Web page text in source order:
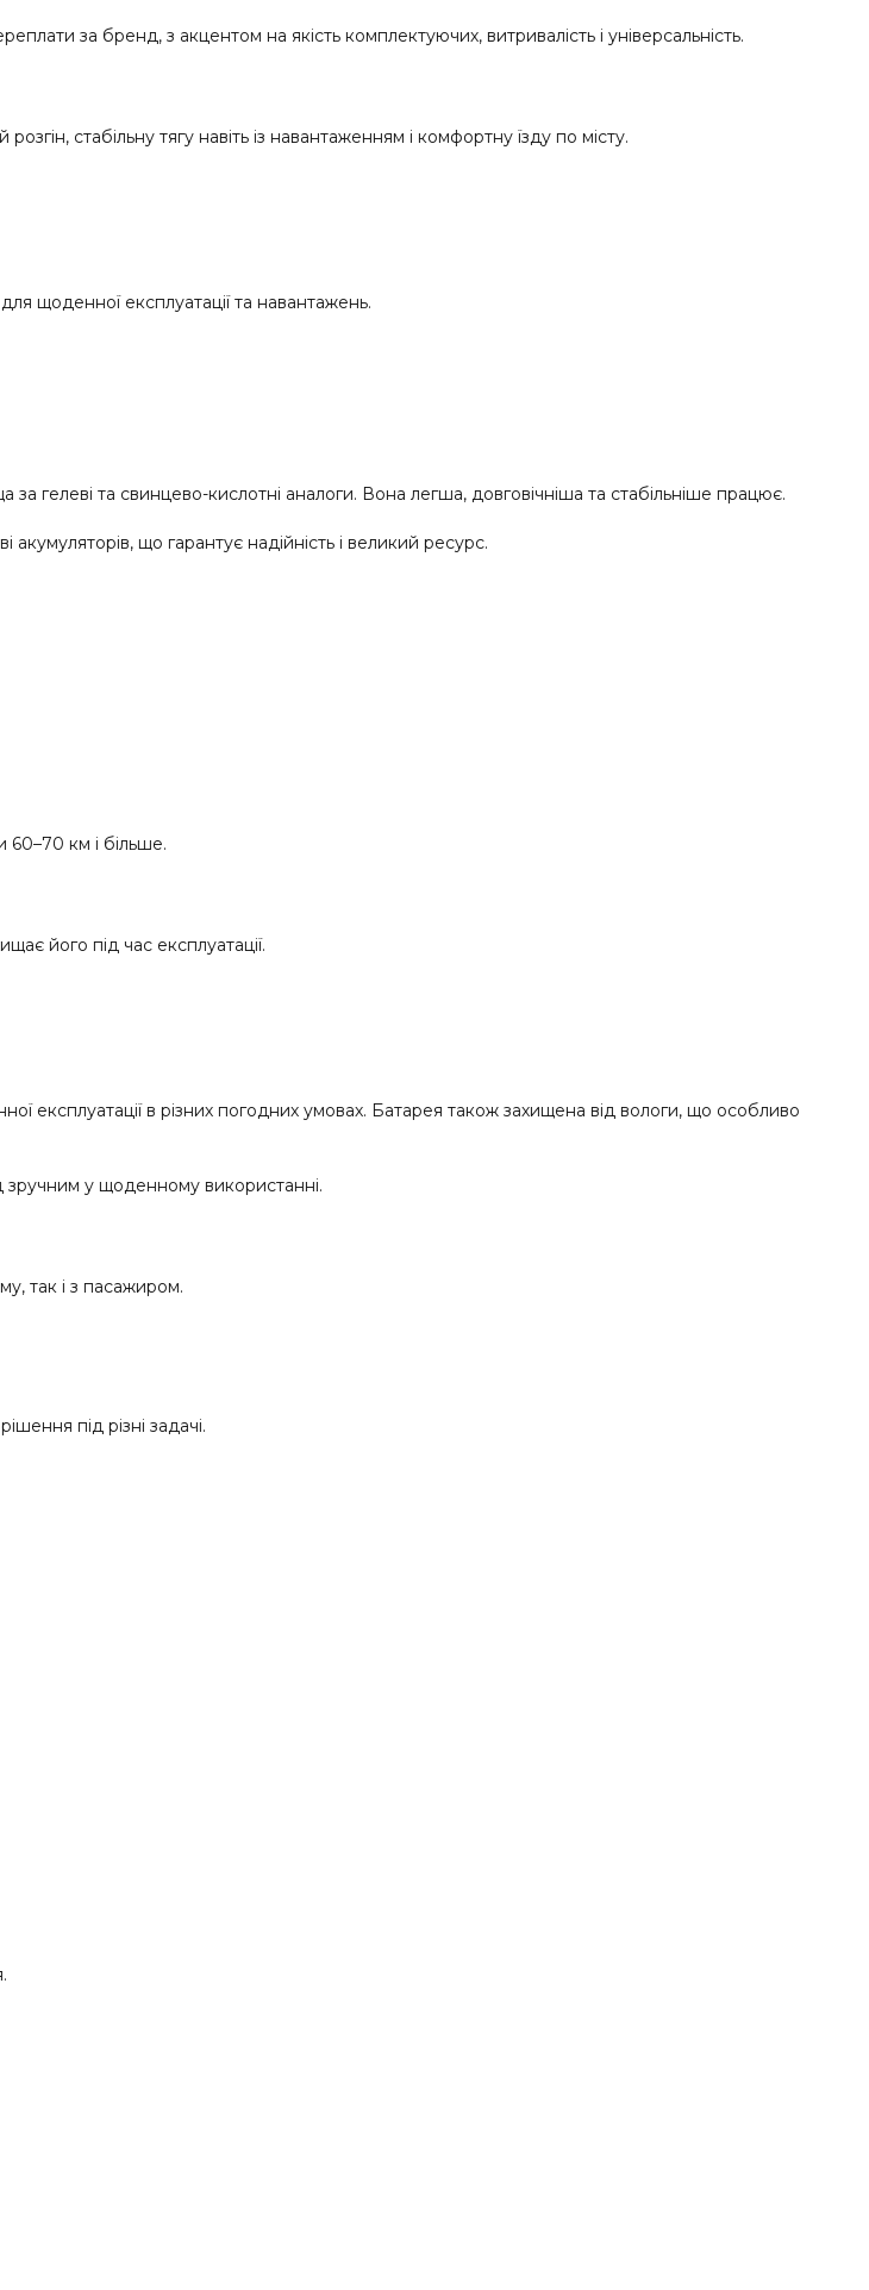
за бренд, з акцентом на якість комплектуючих, витривалість і універсальність.
стабільну тягу навіть із навантаженням і комфортну їзду по місту.
щоденної експлуатації та навантажень.
гелеві та свинцево-кислотні аналоги. Вона легша, довговічніша та стабільніше працює.
що гарантує надійність і великий ресурс.
60–70 км і більше.
його під час експлуатації.
експлуатації в різних погодних умовах. Батарея також захищена від вологи, що особливо
зручним у щоденному використанні.
так і з пасажиром.
під різні задачі.